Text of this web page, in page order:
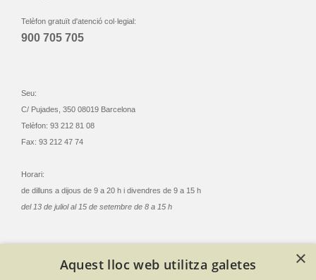
Telèfon gratuït d'atenció col·legial:
900 705 705
Seu:
C/ Pujades, 350 08019 Barcelona
Telèfon: 93 212 81 08
Fax: 93 212 47 74
Horari:
de dilluns a dijous de 9 a 20 h i divendres de 9 a 15 h
del 13 de juliol al 15 de setembre de 8 a 15 h
×
Aquest lloc web utilitza galetes